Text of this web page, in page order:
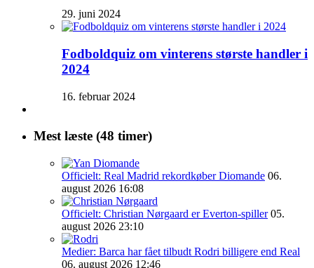
29. juni 2024
Fodboldquiz om vinterens største handler i
2024
16. februar 2024
Mest læste (48 timer)
Officielt: Real Madrid rekordkøber Diomande 06.
august 2026 16:08
Officielt: Christian Nørgaard er Everton-spiller 05.
august 2026 23:10
Medier: Barca har fået tilbudt Rodri billigere end Real
06. august 2026 12:46